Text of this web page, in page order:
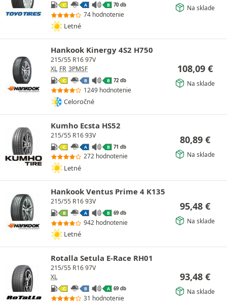
C A B 70 db
74 hodnotenie
Letné
Na sklade
Hankook Kinergy 4S2 H750
215/55 R16 97V
XL FR 3PMSF
C B B 72 db
1249 hodnotenie
Celoročné
108,09 €
Na sklade
Kumho Ecsta HS52
215/55 R16 93V
C A B 71 db
272 hodnotenie
Letné
80,89 €
Na sklade
Hankook Ventus Prime 4 K135
215/55 R16 93V
B A B 69 db
942 hodnotenie
Letné
95,48 €
Na sklade
Rotalla Setula E-Race RH01
215/55 R16 97V
XL
C B A 69 db
31 hodnotenie
93,48 €
Na sklade